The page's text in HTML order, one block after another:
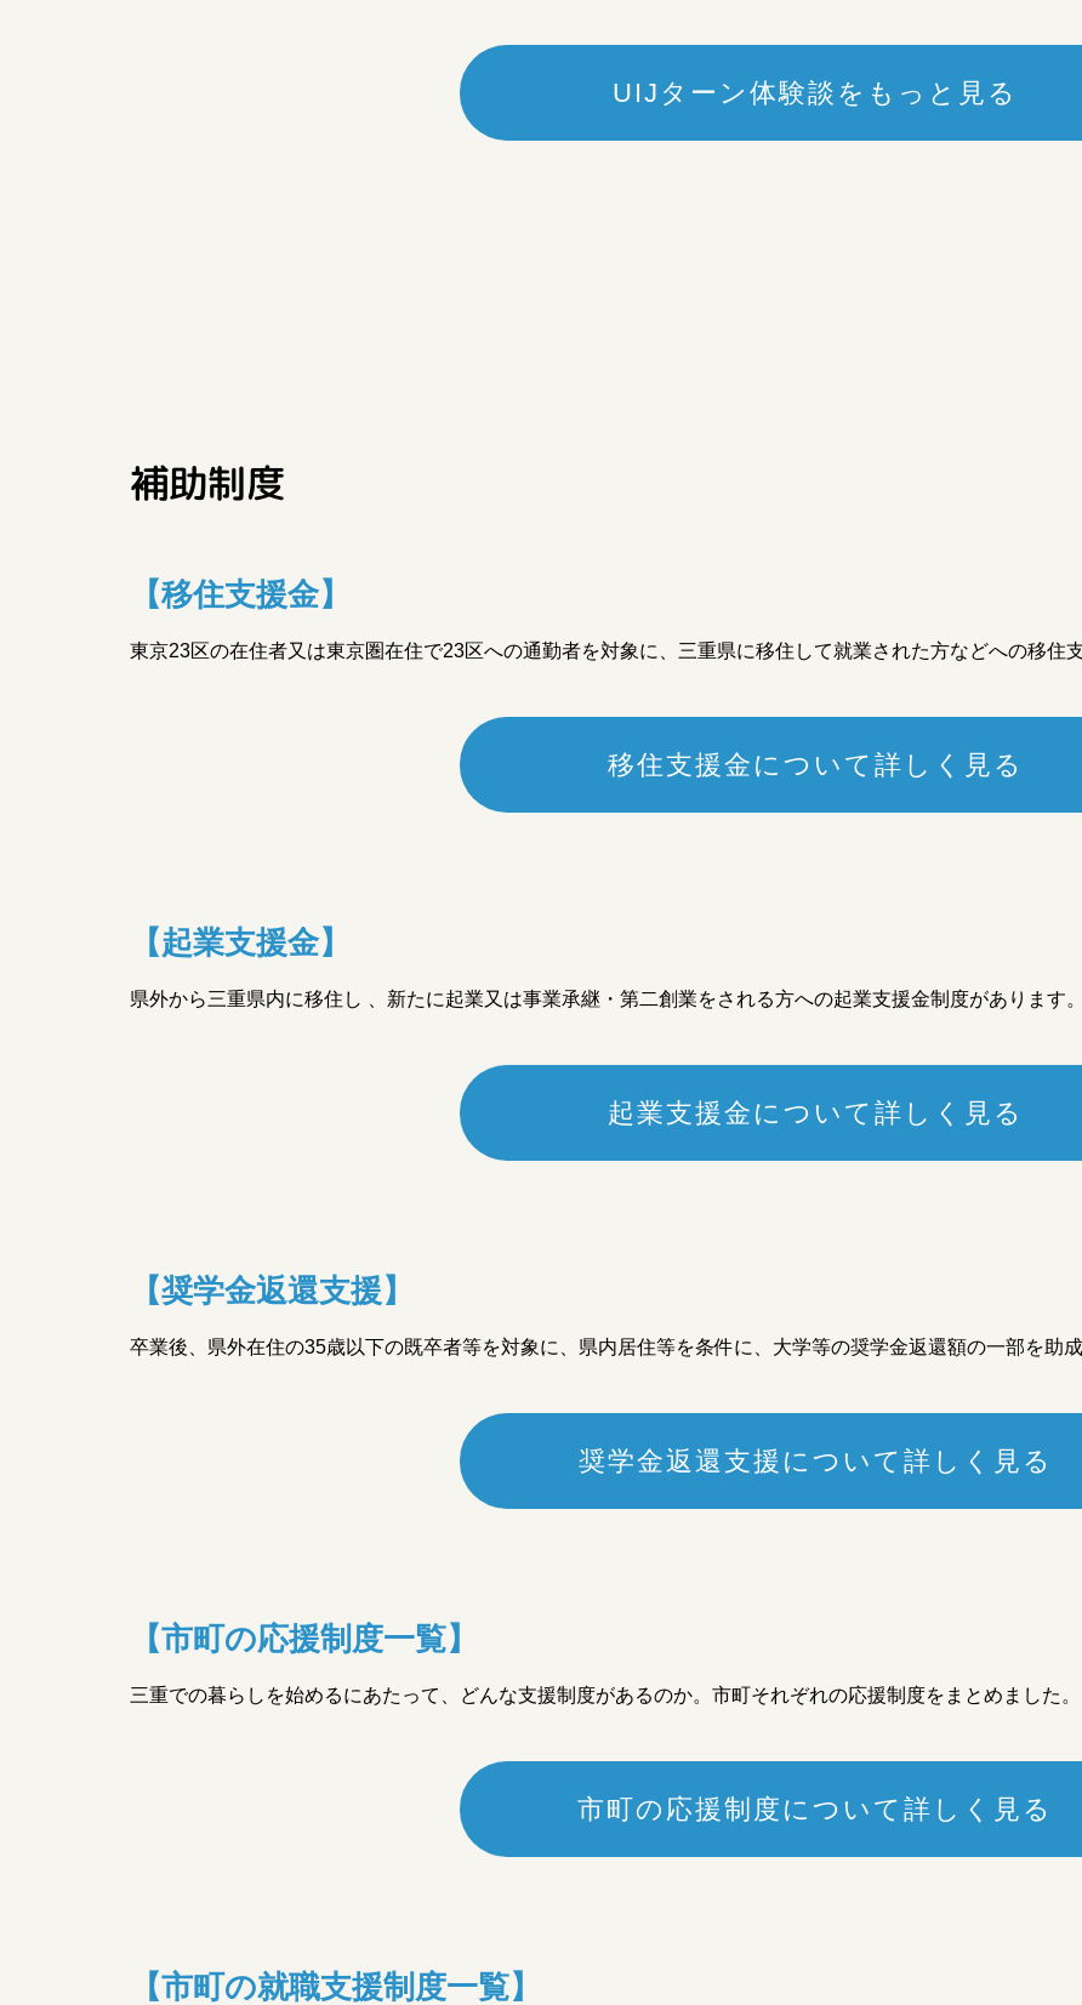
UIJターン体験談をもっと見る
補助制度
【移住支援金】
東京23区の在住者⼜は東京圏在住で23区への通勤者を対象に、三重県に移住して就業された⽅などへの移住
移住支援金について詳しく見る
【起業支援金】
県外から三重県内に移住し 、新たに起業又は事業承継・第二創業をされる方への起業支援金制度があります。
起業支援金について詳しく見る
【奨学金返還支援】
卒業後、県外在住の35歳以下の既卒者等を対象に、県内居住等を条件に、大学等の奨学金返還額の一部を助
奨学金返還支援について詳しく見る
【市町の応援制度一覧】
三重での暮らしを始めるにあたって、どんな⽀援制度があるのか。市町それぞれの応援制度をまとめました。
市町の応援制度について詳しく見る
【市町の就職支援制度一覧】